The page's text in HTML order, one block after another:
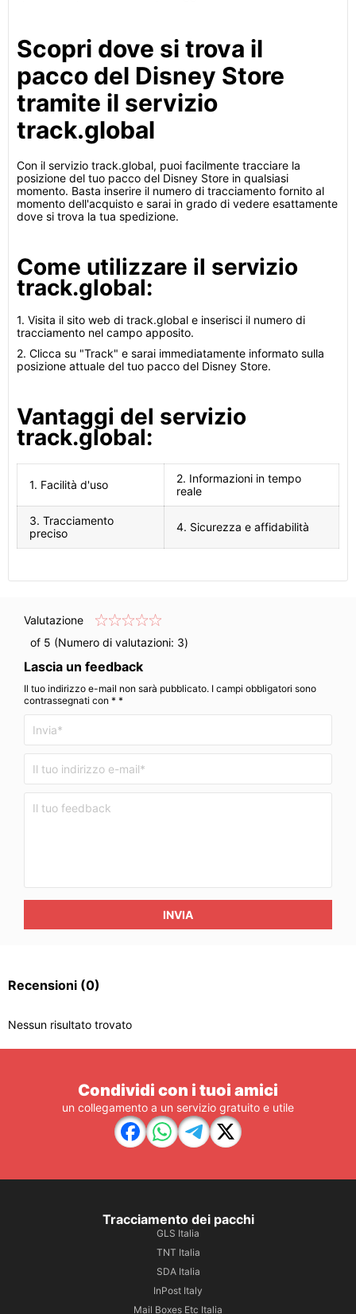
Scopri dove si trova il
pacco del Disney Store
tramite il servizio
track.global
Con il servizio track.global, puoi facilmente tracciare la
posizione del tuo pacco del Disney Store in qualsiasi
momento. Basta inserire il numero di tracciamento fornito al
momento dell'acquisto e sarai in grado di vedere esattamente
dove si trova la tua spedizione.
Come utilizzare il servizio
track.global:
1. Visita il sito web di track.global e inserisci il numero di
tracciamento nel campo apposito.
2. Clicca su "Track" e sarai immediatamente informato sulla
posizione attuale del tuo pacco del Disney Store.
Vantaggi del servizio
track.global:
1. Facilità d'uso
2. Informazioni in tempo
reale
3. Tracciamento
preciso
4. Sicurezza e affidabilità
Valutazione
of 5 (Numero di valutazioni: 3)
Lascia un feedback
Il tuo indirizzo e-mail non sarà pubblicato. I campi obbligatori sono
contrassegnati con * *
INVIA
Recensioni (0)
Nessun risultato trovato
Condividi con i tuoi amici
un collegamento a un servizio gratuito e utile
Tracciamento dei pacchi
GLS Italia
TNT Italia
SDA Italia
InPost Italy
Mail Boxes Etc Italia